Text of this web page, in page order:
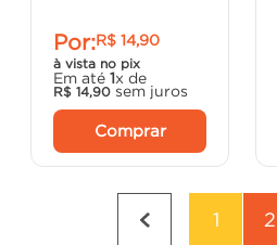
Por:R$ 14,90
à vista no pix
Em até 1x de
R$ 14,90 sem juros
Comprar
1 2